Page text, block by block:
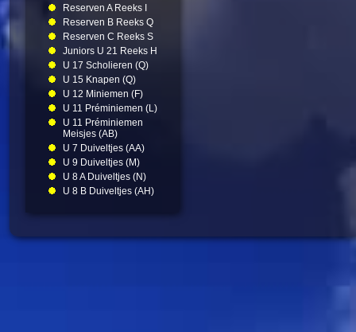
Reserven A Reeks I
Reserven B Reeks Q
Reserven C Reeks S
Juniors U 21 Reeks H
U 17 Scholieren (Q)
U 15 Knapen (Q)
U 12 Miniemen (F)
U 11 Préminiemen (L)
U 11 Préminiemen
Meisjes (AB)
U 7 Duiveltjes (AA)
U 9 Duiveltjes (M)
U 8 A Duiveltjes (N)
U 8 B Duiveltjes (AH)